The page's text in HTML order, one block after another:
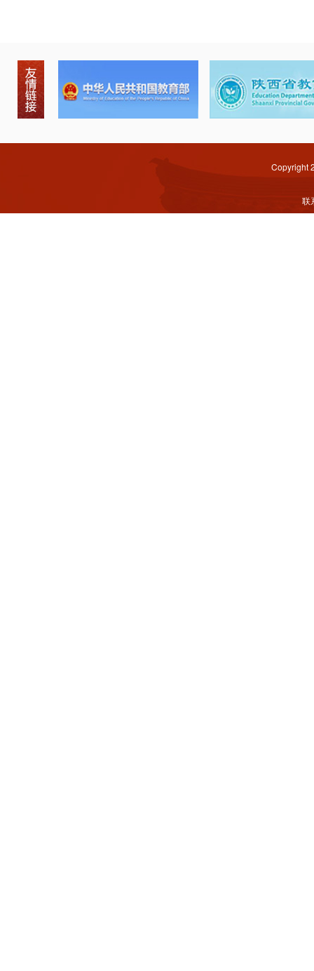
Copyright
联